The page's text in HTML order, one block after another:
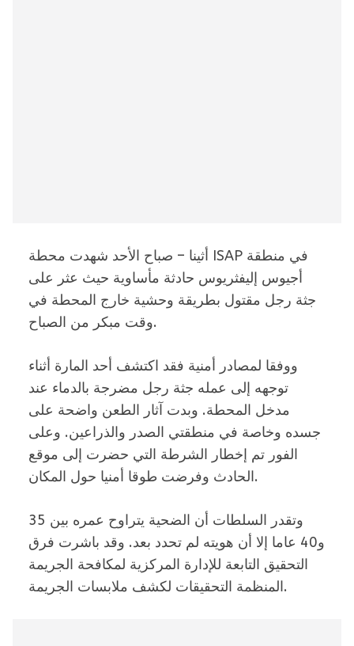
أثينا – صباح الأحد شهدت محطة ISAP في منطقة
أجيوس إليفثريوس حادثة مأساوية حيث عثر على
جثة رجل مقتول بطريقة وحشية خارج المحطة في
وقت مبكر من الصباح.
ووفقا لمصادر أمنية فقد اكتشف أحد المارة أثناء
توجهه إلى عمله جثة رجل مضرجة بالدماء عند
مدخل المحطة. وبدت آثار الطعن واضحة على
جسده وخاصة في منطقتي الصدر والذراعين. وعلى
الفور تم إخطار الشرطة التي حضرت إلى موقع
الحادث وفرضت طوقا أمنيا حول المكان.
وتقدر السلطات أن الضحية يتراوح عمره بين 35
و40 عاما إلا أن هويته لم تحدد بعد. وقد باشرت فرق
التحقيق التابعة للإدارة المركزية لمكافحة الجريمة
المنظمة التحقيقات لكشف ملابسات الجريمة.